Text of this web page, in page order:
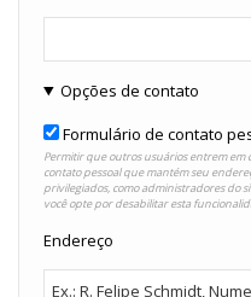
Opções de contato
Formulário de contato
Permitir que outros usuários entrem em
contato pessoal que mantém seu
privilegiados, como administradores do
você opte por desabilitar esta
Endereço